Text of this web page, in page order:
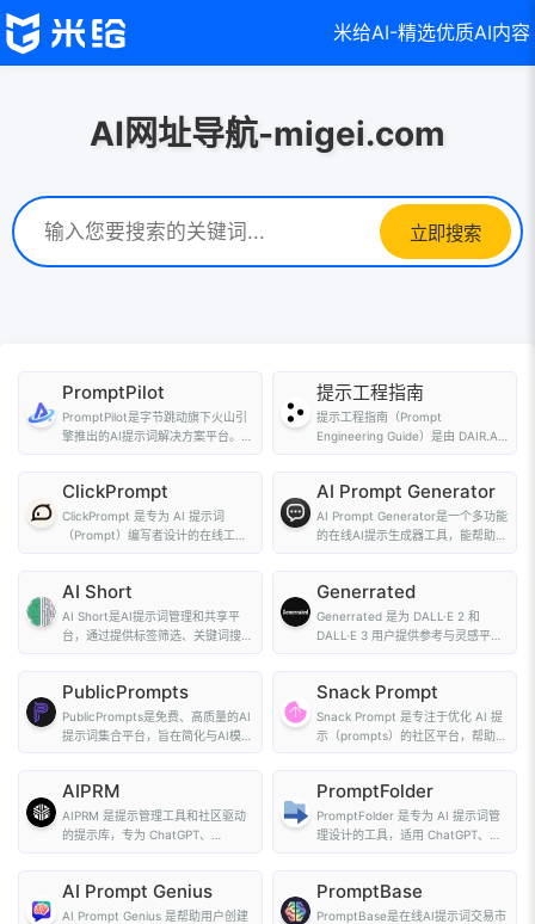
米给AI-精选优质AI内容
AI网址导航-migei.com
立即搜索
PromptPilot
PromptPilot是字节跳动旗下火山引
擎推出的AI提示词解决方案平台。通
提示工程指南
提示工程指南（Prompt
Engineering Guide）是由 DAIR.AI
ClickPrompt
ClickPrompt 是专为 AI 提示词
（Prompt）编写者设计的在线工
AI Prompt Generator
AI Prompt Generator是一个多功能
的在线AI提示生成器工具，能帮助用
AI Short
AI Short是AI提示词管理和共享平
台，通过提供标签筛选、关键词搜索
Generrated
Generrated 是为 DALL·E 2 和
DALL·E 3 用户提供参考与灵感平
PublicPrompts
PublicPrompts是免费、高质量的AI
提示词集合平台，旨在简化与AI模型
Snack Prompt
Snack Prompt 是专注于优化 AI 提
示（prompts）的社区平台，帮助用
AIPRM
AIPRM 是提示管理工具和社区驱动
的提示库，专为 ChatGPT、
PromptFolder
PromptFolder 是专为 AI 提示词管
理设计的工具，适用 ChatGPT、
AI Prompt Genius
AI Prompt Genius 是帮助用户创建
PromptBase
PromptBase是在线AI提示词交易市